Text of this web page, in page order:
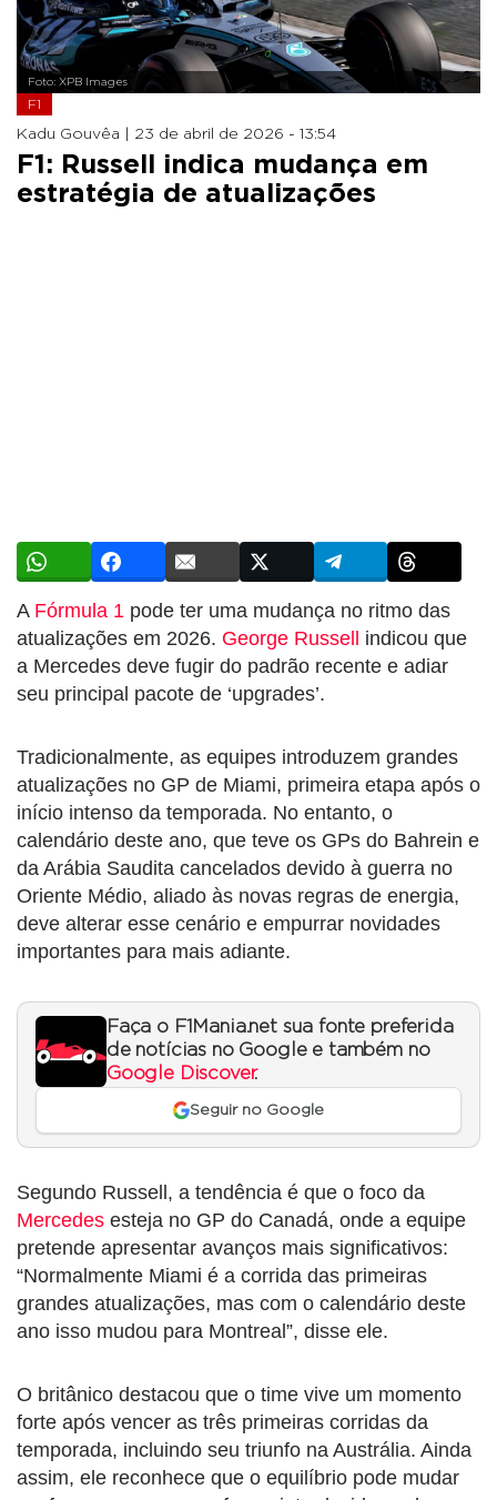
Foto: XPB Images
F1
Kadu Gouvêa | 23 de abril de 2026 - 13:54
F1: Russell indica mudança em
estratégia de atualizações
A Fórmula 1 pode ter uma mudança no ritmo das
atualizações em 2026. George Russell indicou que
a Mercedes deve fugir do padrão recente e adiar
seu principal pacote de ‘upgrades’.
Tradicionalmente, as equipes introduzem grandes
atualizações no GP de Miami, primeira etapa após o
início intenso da temporada. No entanto, o
calendário deste ano, que teve os GPs do Bahrein e
da Arábia Saudita cancelados devido à guerra no
Oriente Médio, aliado às novas regras de energia,
deve alterar esse cenário e empurrar novidades
importantes para mais adiante.
Faça o F1Mania.net sua fonte preferida
de notícias no Google e também no
Google Discover.
Seguir no Google
Segundo Russell, a tendência é que o foco da
Mercedes esteja no GP do Canadá, onde a equipe
pretende apresentar avanços mais significativos:
“Normalmente Miami é a corrida das primeiras
grandes atualizações, mas com o calendário deste
ano isso mudou para Montreal”, disse ele.
O britânico destacou que o time vive um momento
forte após vencer as três primeiras corridas da
temporada, incluindo seu triunfo na Austrália. Ainda
assim, ele reconhece que o equilíbrio pode mudar